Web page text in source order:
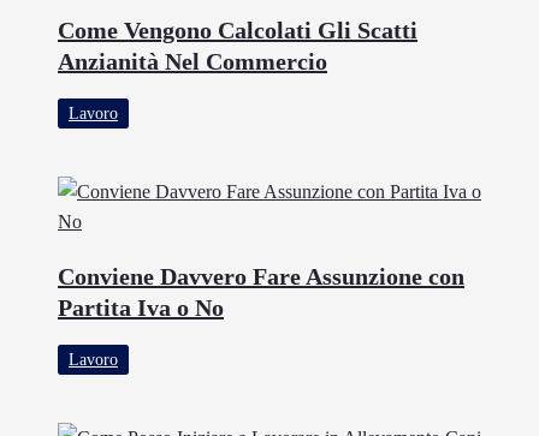
Come Vengono Calcolati Gli Scatti
Anzianità Nel Commercio
Lavoro
Conviene Davvero Fare Assunzione con
Partita Iva o No
Lavoro